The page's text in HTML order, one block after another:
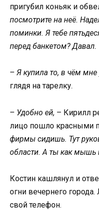
пригубил коньяк и
посмотрите на неё.
поминки. Я тебе
перед банкетом? Давал.
– Я купила то, в чём мне
глядя на тарелку.
– Удобно ей, – Кирилл
лицо пошло красными
фирмы сидишь. Тут
области. А ты как мышь
Костин кашлянул и
огни вечернего
свой телефон.